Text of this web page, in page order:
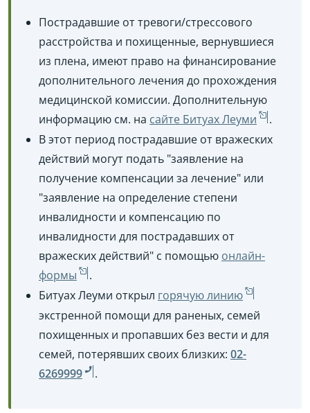
Пострадавшие от тревоги/стрессового
расстройства и похищенные, вернувшиеся
из плена, имеют право на финансирование
дополнительного лечения до прохождения
медицинской комиссии. Дополнительную
информацию см. на сайте Битуах Леуми
.
В этот период пострадавшие от вражеских
действий могут подать "заявление на
получение компенсации за лечение" или
"заявление на определение степени
инвалидности и компенсацию по
инвалидности для пострадавших от
вражеских действий" с помощью онлайн-
формы
.
Битуах Леуми открыл горячую линию
экстренной помощи для раненых, семей
похищенных и пропавших без вести и для
семей, потерявших своих близких: 02-
6269999
.